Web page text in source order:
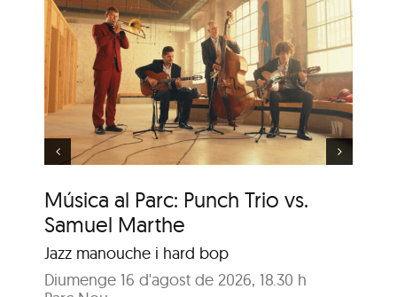
Música al Parc: Punch Trio vs.
Samuel Marthe
Jazz manouche i hard bop
Diumenge 16 d'agost de 2026, 18.30 h
Música al Parc: Adama
Foune Cissokho